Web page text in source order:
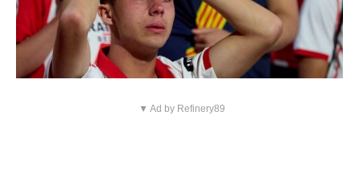
▼ Ad by Refinery89